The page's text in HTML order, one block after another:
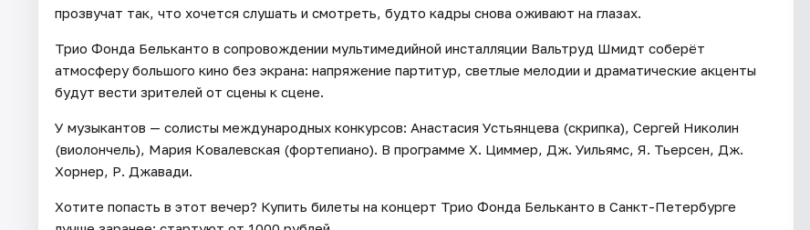
прозвучат так, что хочется слушать и смотреть, будто кадры снова оживают на глазах.
Трио Фонда Бельканто в сопровождении мультимедийной инсталляции Вальтруд Шмидт соберёт
атмосферу большого кино без экрана: напряжение партитур, светлые мелодии и драматические акценты
будут вести зрителей от сцены к сцене.
У музыкантов — солисты международных конкурсов: Анастасия Устьянцева (скрипка), Сергей Николин
(виолончель), Мария Ковалевская (фортепиано). В программе Х. Циммер, Дж. Уильямс, Я. Тьерсен, Дж.
Хорнер, Р. Джавади.
Хотите попасть в этот вечер? Купить билеты на концерт Трио Фонда Бельканто в Санкт-Петербурге